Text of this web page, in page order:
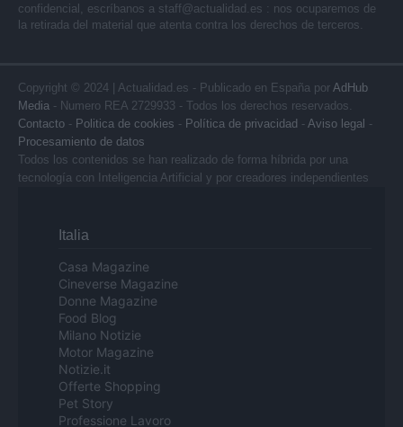
confidencial, escríbanos a staff@actualidad.es : nos ocuparemos de
la retirada del material que atenta contra los derechos de terceros.
Copyright © 2024 | Actualidad.es - Publicado en España por AdHub
Media - Numero REA 2729933 - Todos los derechos reservados.
Contacto - Politica de cookies - Política de privacidad - Aviso legal -
Procesamiento de datos
Todos los contenidos se han realizado de forma híbrida por una
tecnología con Inteligencia Artificial y por creadores independientes
Italia
Casa Magazine
Cineverse Magazine
Donne Magazine
Food Blog
Milano Notizie
Motor Magazine
Notizie.it
Offerte Shopping
Pet Story
Professione Lavoro